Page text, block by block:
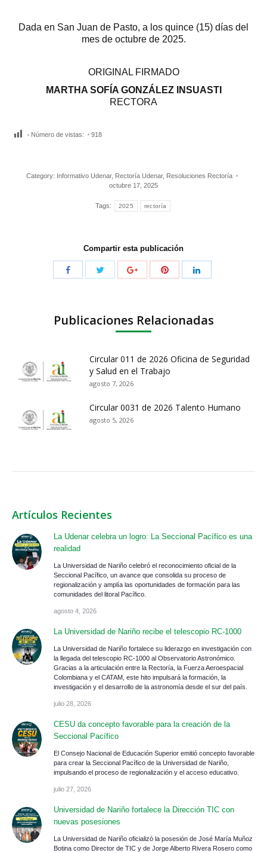
Dada en San Juan de Pasto, a los quince (15) días del
mes de octubre de 2025.
ORIGINAL FIRMADO
MARTHA SOFÍA GONZÁLEZ INSUASTI
RECTORA
Número de vistas: 918
Category: Informativo Udenar, Rectoría Udenar, Resoluciones Rectoría
octubre 17, 2025
Tags: 2025 rectoría
Compartir esta publicación
Publicaciones Relacionadas
Circular 011 de 2026 Oficina de Seguridad
y Salud en el Trabajo
agosto 7, 2026
Circular 0031 de 2026 Talento Humano
agosto 5, 2026
Artículos Recientes
La Udenar celebra un logro: La Seccional Pacífico es una
realidad
La Universidad de Nariño celebró el reconocimiento oficial de la
Seccional Pacífico, un avance que consolida su proceso de
regionalización y amplía las oportunidades de formación para las
comunidades del litoral Pacífico.
agosto 4, 2026
La Universidad de Nariño recibe el telescopio RC-1000
La Universidad de Nariño fortalece su liderazgo en investigación con
la llegada del telescopio RC-1000 al Observatorio Astronómico.
Gracias a la articulación entre la Rectoría, la Fuerza Aeroespacial
Colombiana y el CATAM, este hito impulsará la formación, la
investigación y el desarrollo de la astronomía desde el sur del país.
julio 28, 2026
CESU da concepto favorable para la creación de la
Seccional Pacífico
El Consejo Nacional de Educación Superior emitió concepto favorable
para crear la Seccional Pacífico de la Universidad de Nariño,
impulsando el proceso de regionalización y el acceso educativo.
julio 27, 2026
Universidad de Nariño fortalece la Dirección TIC con
nuevas posesiones
La Universidad de Nariño oficializó la posesión de José María Muñoz
Botina como Director de TIC y de Jorge Alberto Rivera Rosero como